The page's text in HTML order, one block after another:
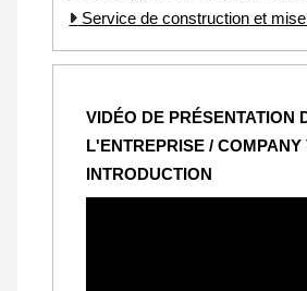
Service de construction et
VIDÉO DE PRÉSENTATION
L'ENTREPRISE / COMPANY
INTRODUCTION